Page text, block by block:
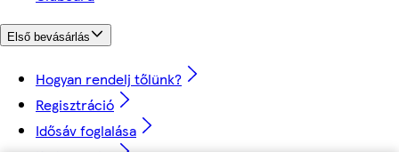
Első bevásárlás
Hogyan rendelj tőlünk?
Regisztráció
Idősáv foglalása